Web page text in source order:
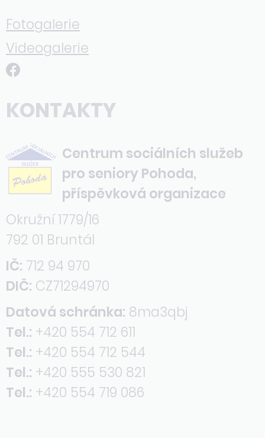
Fotogalerie
Videogalerie
KONTAKTY
Centrum sociálních služeb
pro seniory Pohoda,
příspěvková organizace
Okružní 1779/16
792 01 Bruntál
IČ: 712 94 970
DIČ: CZ71294970
Datová schránka: 8ma3qbj
Tel.: +420 554 712 611
Tel.: +420 554 712 544
Tel.: +420 555 530 821
Tel.: +420 554 719 086